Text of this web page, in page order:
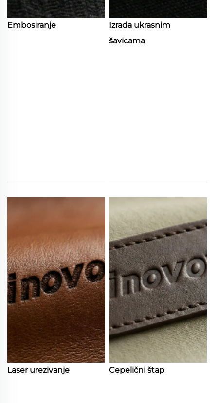
Embosiranje
Izrada ukrasnim
šavicama
Laser urezivanje Cepelični štap